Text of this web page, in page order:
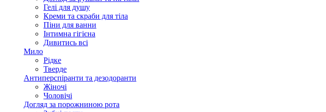
Гелі для душу
Креми та скраби для тіла
Піни для ванни
Інтимна гігієна
Дивитись всі
Мило
Рідке
Тверде
Антиперспіранти та дезодоранти
Жіночі
Чоловічі
Догляд за порожниною рота